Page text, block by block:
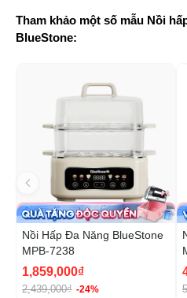
Tham khảo một số mẫu Nồi
BlueStone:
Nồi Hấp Đa Năng BlueStone
MPB-7238
1,859,000₫
2,439,000₫ -24%